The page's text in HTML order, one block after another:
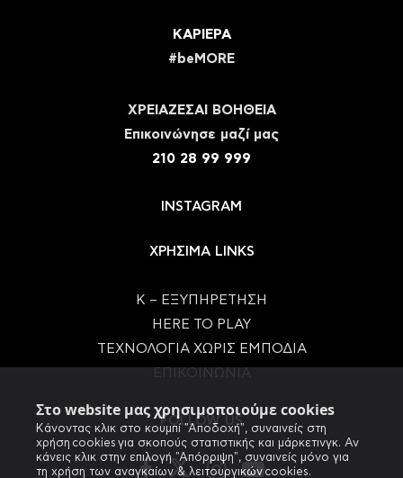
Στο website μας χρησιμοποιούμε cookies
Κάνοντας κλικ στο κουμπί "Αποδοχή", συναινείς στη
χρήση cookies για σκοπούς στατιστικής και μάρκετινγκ. Αν
κάνεις κλικ στην επιλογή "Απόρριψη", συναινείς μόνο για
τη χρήση των αναγκαίων & λειτουργικών cookies.
ΚΑΡΙΕΡΑ
#beMORE
ΧΡΕΙΑΖΕΣΑΙ ΒΟΗΘΕΙΑ
Eπικοινώνησε μαζί μας
210 28 99 999
INSTAGRAM
ΧΡΗΣΙΜΑ LINKS
Κ – ΕΞΥΠΗΡΕΤΗΣΗ
HERE TO PLAY
ΤΕΧΝΟΛΟΓΙΑ ΧΩΡΙΣ ΕΜΠΟΔΙΑ
FOLLOW US